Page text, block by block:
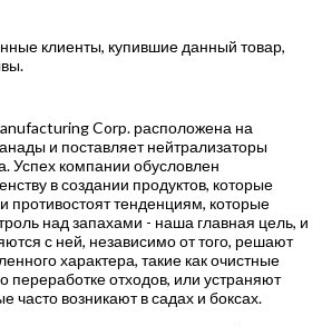
клиенты, купившие данный товар,
Corp. расположена на
и поставляет нейтрализаторы
Успех компании обусловлен
в создании продуктов, которые
противостоят тенденциям, которые
над запахами - наша главная цель, и
с ней, независимо от того, решают
характера, такие как очистные
переработке отходов, или устраняют
часто возникают в садах и боксах.